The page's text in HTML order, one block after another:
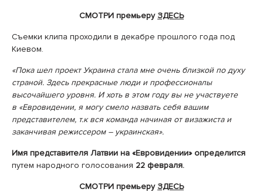
СМОТРИ премьеру ЗДЕСЬ
Съемки клипа проходили в декабре прошлого года под
Киевом.
«Пока шел проект Украина стала мне очень близкой по духу
страной. Здесь прекрасные люди и профессионалы
высочайшего уровня. И хоть в этом году вы не участвуете
в «Евровидении, я могу смело назвать себя вашим
представителем, т.к вся команда начиная от визажиста и
заканчивая режиссером – украинская».
Имя представителя Латвии на «Евровидении» определится
путем народного голосования 22 февраля.
СМОТРИ премьеру ЗДЕСЬ